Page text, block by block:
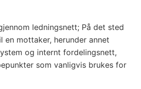
ledningsnett; På det sted
en mottaker, herunder annet
og internt fordelingsnett,
som vanligvis brukes for